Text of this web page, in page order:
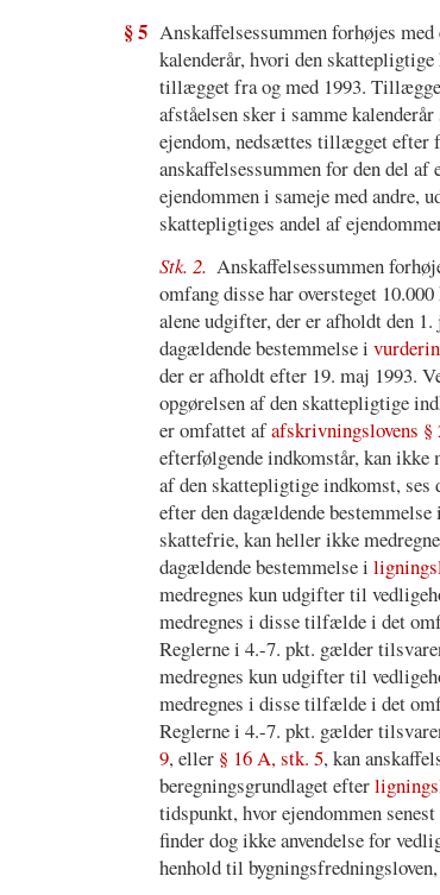
§ 5 Anskaffelsessummen forhøjes
kalenderår, hvori den
tillægget fra og med 1993.
afståelsen sker i samme
ejendom, nedsættes tillægget efter
anskaffelsessummen for den del
ejendommen i sameje med andre,
skattepligtiges andel af
Stk. 2. Anskaffelsessummen
omfang disse har oversteget
alene udgifter, der er afholdt den
dagældende bestemmelse i
der er afholdt efter 19. maj 1993.
opgørelsen af den skattepligtige
er omfattet afafskrivningslovens §
efterfølgende indkomstår, kan ikke
af den skattepligtige indkomst,
efter den dagældende
skattefrie, kan heller ikke
dagældende bestemmelse i
medregnes kun udgifter til
medregnes i disse tilfælde i det
Reglerne i 4.-7. pkt. gælder
medregnes kun udgifter til
medregnes i disse tilfælde i det
Reglerne i 4.-7. pkt. gælder
9, eller § 16 A, stk. 5, kan
beregningsgrundlaget efter
tidspunkt, hvor ejendommen
finder dog ikke anvendelse for
henhold til